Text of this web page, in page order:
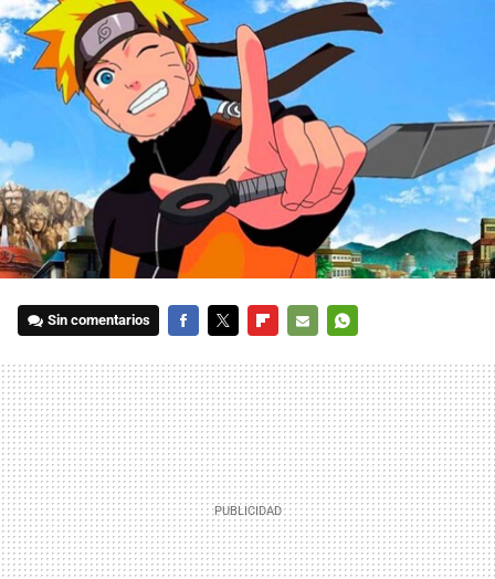
Sin comentarios
MAIL